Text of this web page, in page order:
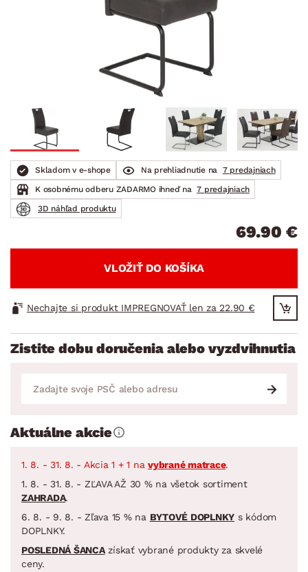
Skladom v e-shope Na prehliadnutie na
7 predajniach
K osobnému odberu ZADARMO ihneď na 7 predajniach
3D náhľad produktu
69.90 €
VLOŽIŤ DO KOŠÍKA
Nechajte si produkt IMPREGNOVAŤ len za 22.90 €
Zistite dobu doručenia alebo vyzdvihnutia
Aktuálne akcie
1. 8. - 31. 8. - Akcia 1 + 1 na vybrané matrace.
1. 8. - 31. 8. - ZĽAVA AŽ 30 % na všetok sortiment
ZAHRADA.
6. 8. - 9. 8. - Zľava 15 % na BYTOVÉ DOPLNKY s kódom
DOPLNKY.
POSLEDNÁ ŠANCAzískať vybrané produkty za skvelé
ceny.